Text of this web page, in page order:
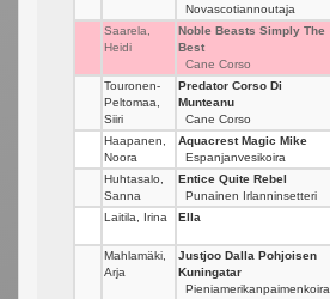
Novascotiannoutaja
Saarela,
Heidi
Noble Beasts Simply The
Best
Cane Corso
Touronen-
Peltomaa,
Siiri
Predator Corso Di
Munteanu
Cane Corso
Haapanen,
Noora
Aquacrest Magic Mike
Espanjanvesikoira
Huhtasalo,
Sanna
Entice Quite Rebel
Punainen Irlanninsetteri
Laitila, Irina Ella
Mahlamäki,
Arja
Justjoo Dalla Pohjoisen
Kuningatar
Pieniamerikanpaimenkoira